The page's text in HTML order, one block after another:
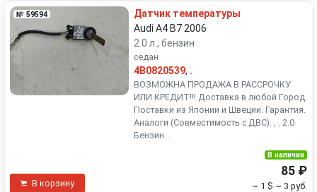
№ 59594
Датчик температуры
Audi A4 B7 2006
2.0 л., бензин
седан
4B0820539, .
ВОЗМОЖНА ПРОДАЖА В РАССРОЧКУ
ИЛИ КРЕДИТ!!! Доставка в любой Город.
Поставки из Японии и Швеции. Гарантия.
Аналоги (Совместимость с ДВС): , . 2.0
Бензин. .
В корзину
В наличии
85 ₽
~ 1 $ ~ 3 руб.